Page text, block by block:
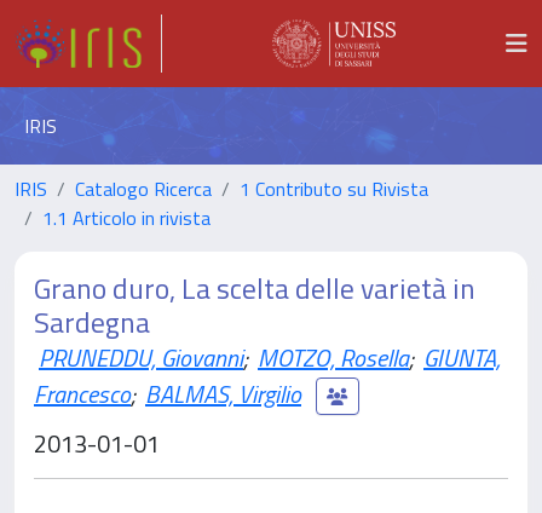
IRIS
IRIS Catalogo Ricerca
1 Contributo su Rivista
1.1 Articolo in rivista
Grano duro, La scelta delle varietà in
Sardegna
PRUNEDDU, Giovanni; MOTZO, Rosella; GIUNTA,
Francesco; BALMAS, Virgilio
2013-01-01